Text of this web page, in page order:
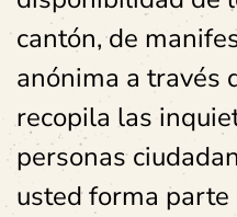
cantón, de
anónima a través
recopila las
personas
usted forma